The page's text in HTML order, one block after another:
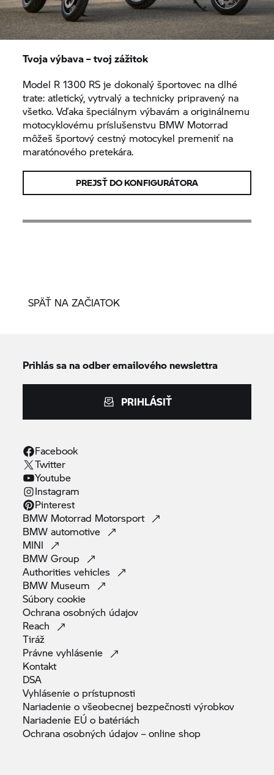
Tvoja výbava – tvoj zážitok
Model R 1300 RS je dokonalý športovec na dlhé
trate: atletický, vytrvalý a technicky pripravený na
všetko. Vďaka špeciálnym výbavám a originálnemu
motocyklovému príslušenstvu BMW Motorrad
môžeš športový cestný motocykel premeniť na
maratónového pretekára.
PREJSŤ DO KONFIGURÁTORA
SPÄŤ NA ZAČIATOK
Prihlás sa na odber emailového newslettra
PRIHLÁSIŤ
Facebook
Twitter
Youtube
Instagram
Pinterest
BMW Motorrad Motorsport
BMWautomotive
MINI
BMWGroup
Authoritiesvehicles
BMW Museum
Súborycookie
Ochrana osobných údajov
Reach
Tiráž
Právnevyhlásenie
Kontakt
DSA
Vyhlásenie o prístupnosti
Nariadenie o všeobecnej bezpečnostivýrobkov
Nariadenie EÚ o batériách
Ochrana osobných údajov – onlineshop